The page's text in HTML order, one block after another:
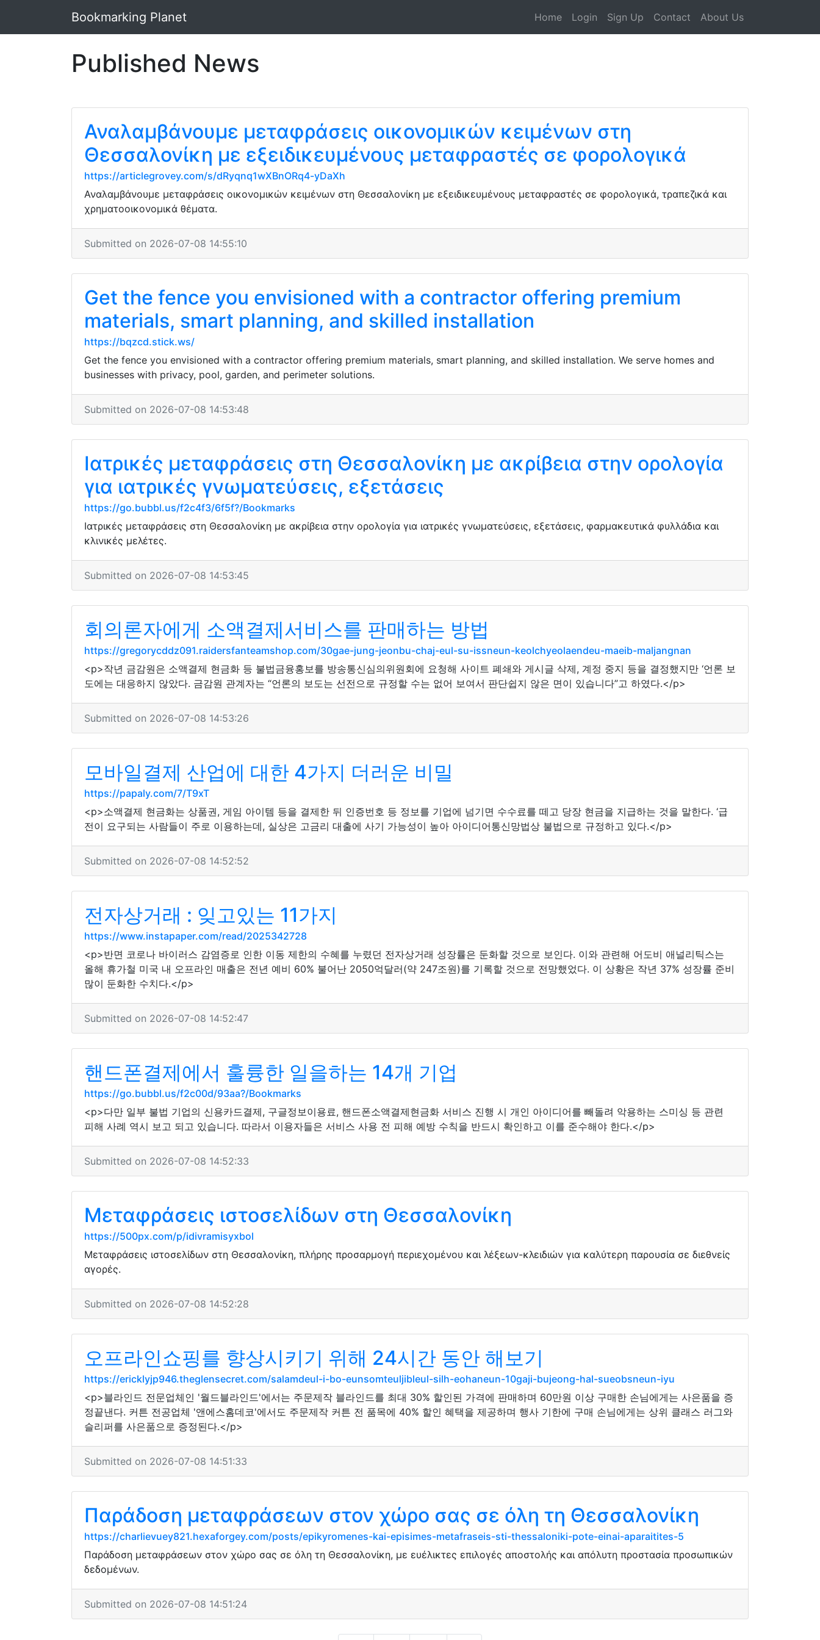
Bookmarking Planet Home Login Sign Up Contact About Us
Published News
Αναλαμβάνουμε μεταφράσεις οικονομικών κειμένων στη
Θεσσαλονίκη με εξειδικευμένους μεταφραστές σε φορολογικά
https://articlegrovey.com/s/dRyqnq1wXBnORq4-yDaXh
Αναλαμβάνουμε μεταφράσεις οικονομικών κειμένων στη Θεσσαλονίκη με εξειδικευμένους μεταφραστές σε φορολογικά, τραπεζικά και
χρηματοοικονομικά θέματα.
Submitted on 2026-07-08 14:55:10
Get the fence you envisioned with a contractor offering premium
materials, smart planning, and skilled installation
https://bqzcd.stick.ws/
Get the fence you envisioned with a contractor offering premium materials, smart planning, and skilled installation. We serve homes and
businesses with privacy, pool, garden, and perimeter solutions.
Submitted on 2026-07-08 14:53:48
Ιατρικές μεταφράσεις στη Θεσσαλονίκη με ακρίβεια στην ορολογία
για ιατρικές γνωματεύσεις, εξετάσεις
https://go.bubbl.us/f2c4f3/6f5f?/Bookmarks
Ιατρικές μεταφράσεις στη Θεσσαλονίκη με ακρίβεια στην ορολογία για ιατρικές γνωματεύσεις, εξετάσεις, φαρμακευτικά φυλλάδια και
κλινικές μελέτες.
Submitted on 2026-07-08 14:53:45
회의론자에게 소액결제서비스를 판매하는 방법
https://gregorycddz091.raidersfanteamshop.com/30gae-jung-jeonbu-chaj-eul-su-issneun-keolchyeolaendeu-maeib-maljangnan
<p>작년 금감원은 소액결제 현금화 등 불법금융홍보를 방송통신심의위원회에 요청해 사이트 폐쇄와 게시글 삭제, 계정 중지 등을 결정했지만 ‘언론 보
도에는 대응하지 않았다. 금감원 관계자는 “언론의 보도는 선전으로 규정할 수는 없어 보여서 판단쉽지 않은 면이 있습니다”고 하였다.</p>
Submitted on 2026-07-08 14:53:26
모바일결제 산업에 대한 4가지 더러운 비밀
https://papaly.com/7/T9xT
<p>소액결제 현금화는 상품권, 게임 아이템 등을 결제한 뒤 인증번호 등 정보를 기업에 넘기면 수수료를 떼고 당장 현금을 지급하는 것을 말한다. ‘급
전이 요구되는 사람들이 주로 이용하는데, 실상은 고금리 대출에 사기 가능성이 높아 아이디어통신망법상 불법으로 규정하고 있다.</p>
Submitted on 2026-07-08 14:52:52
전자상거래 : 잊고있는 11가지
https://www.instapaper.com/read/2025342728
<p>반면 코로나 바이러스 감염증로 인한 이동 제한의 수혜를 누렸던 전자상거래 성장률은 둔화할 것으로 보인다. 이와 관련해 어도비 애널리틱스는
올해 휴가철 미국 내 오프라인 매출은 전년 예비 60% 불어난 2050억달러(약 247조원)를 기록할 것으로 전망했었다. 이 상황은 작년 37% 성장률 준비
많이 둔화한 수치다.</p>
Submitted on 2026-07-08 14:52:47
핸드폰결제에서 훌륭한 일을하는 14개 기업
https://go.bubbl.us/f2c00d/93aa?/Bookmarks
<p>다만 일부 불법 기업의 신용카드결제, 구글정보이용료, 핸드폰소액결제현금화 서비스 진행 시 개인 아이디어를 빼돌려 악용하는 스미싱 등 관련
피해 사례 역시 보고 되고 있습니다. 따라서 이용자들은 서비스 사용 전 피해 예방 수칙을 반드시 확인하고 이를 준수해야 한다.</p>
Submitted on 2026-07-08 14:52:33
Μεταφράσεις ιστοσελίδων στη Θεσσαλονίκη
https://500px.com/p/idivramisyxbol
Μεταφράσεις ιστοσελίδων στη Θεσσαλονίκη, πλήρης προσαρμογή περιεχομένου και λέξεων-κλειδιών για καλύτερη παρουσία σε διεθνείς
αγορές.
Submitted on 2026-07-08 14:52:28
오프라인쇼핑를 향상시키기 위해 24시간 동안 해보기
https://ericklyjp946.theglensecret.com/salamdeul-i-bo-eunsomteuljibleul-silh-eohaneun-10gaji-bujeong-hal-sueobsneun-iyu
<p>블라인드 전문업체인 '월드블라인드'에서는 주문제작 블라인드를 최대 30% 할인된 가격에 판매하며 60만원 이상 구매한 손님에게는 사은품을 증
정끝낸다. 커튼 전공업체 '앤에스홈데코'에서도 주문제작 커튼 전 품목에 40% 할인 혜택을 제공하며 행사 기한에 구매 손님에게는 상위 클래스 러그와
슬리퍼를 사은품으로 증정된다.</p>
Submitted on 2026-07-08 14:51:33
Παράδοση μεταφράσεων στον χώρο σας σε όλη τη Θεσσαλονίκη
https://charlievuey821.hexaforgey.com/posts/epikyromenes-kai-episimes-metafraseis-sti-thessaloniki-pote-einai-aparaitites-5
Παράδοση μεταφράσεων στον χώρο σας σε όλη τη Θεσσαλονίκη, με ευέλικτες επιλογές αποστολής και απόλυτη προστασία προσωπικών
δεδομένων.
Submitted on 2026-07-08 14:51:24